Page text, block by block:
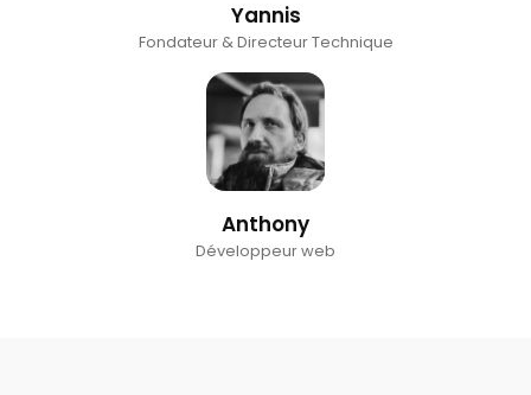
Yannis
Fondateur & Directeur Technique
Anthony
Développeur web